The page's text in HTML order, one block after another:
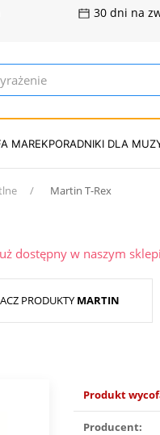
30 dni na
MAREKPORADNIKI DLA
Martin T-Rex
dostępny w naszym
PRODUKTY MARTIN
Produkt
Producent: